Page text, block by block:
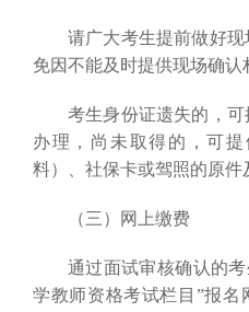
请广大考生提前做好
免因不能及时提供现场确认
考生身份证遗失的，
办理，尚未取得的，可
料）、社保卡或驾照的原件
（三）网上缴费
通过面试审核确认的
学教师资格考试栏目”报名